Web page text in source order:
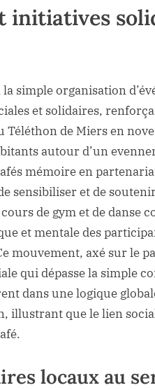
initiatives
simple organisation
et solidaires,
de Miers en
autour d’un
mémoire en
sensibiliser et de
de gym et de danse
et mentale des
mouvement, axé sur le
qui dépasse la simple
dans une logique
illustrant que le lien
locaux au